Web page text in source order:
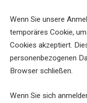
Wenn Sie unsere
temporäres Cookie,
Cookies akzeptiert.
personenbezogenen
Browser schließen.
Wenn Sie sich